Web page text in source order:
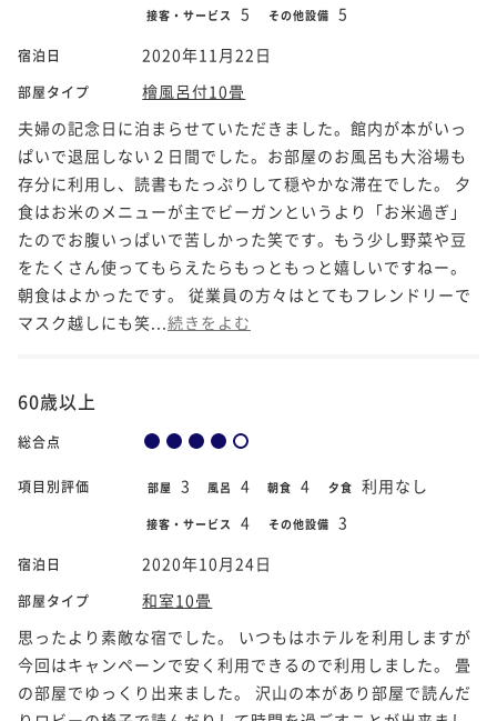
接客・サービス 5 その他設備 5
宿泊日 2020年11月22日
部屋タイプ
檜風呂付10畳
夫婦の記念日に泊まらせていただきました。館内が本がいっ
ぱいで退屈しない２日間でした。お部屋のお風呂も大浴場も
存分に利用し、読書もたっぷりして穏やかな滞在でした。 夕
食はお米のメニューが主でビーガンというより「お米過ぎ」
たのでお腹いっぱいで苦しかった笑です。もう少し野菜や豆
をたくさん使ってもらえたらもっともっと嬉しいですねー。
朝食はよかったです。 従業員の方々はとてもフレンドリーで
マスク越しにも笑... 続きをよむ
60歳以上
総合点
項目別評価 部屋 3 風呂 4 朝食 4 夕食 利用なし
接客・サービス 4 その他設備 3
宿泊日 2020年10月24日
部屋タイプ
和室10畳
思ったより素敵な宿でした。 いつもはホテルを利用しますが
今回はキャンペーンで安く利用できるので利用しました。 畳
の部屋でゆっくり出来ました。 沢山の本があり部屋で読んだ